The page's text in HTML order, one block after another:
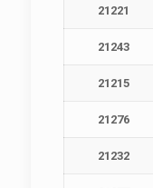
21221
21243
21215
21276
21232